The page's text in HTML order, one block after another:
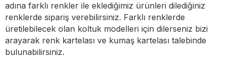
adına farklı renkler ile eklediğimiz ürünleri dilediğiniz
renklerde sipariş verebilirsiniz. Farklı renklerde
üretilebilecek olan koltuk modelleri için dilerseniz bizi
arayarak renk kartelası ve kumaş kartelası talebinde
bulunabilirsiniz.